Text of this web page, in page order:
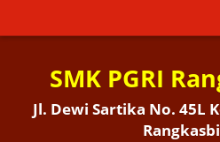
SMK PGRI
Jl. Dewi Sartika No. 45L